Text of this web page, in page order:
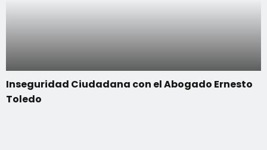
Inseguridad Ciudadana con el Abogado Ernesto
Toledo